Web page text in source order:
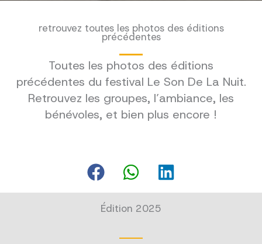
retrouvez toutes les photos des éditions
précédentes
Toutes les photos des éditions
précédentes du festival Le Son De La Nuit.
Retrouvez les groupes, l’ambiance, les
bénévoles, et bien plus encore !
Édition 2025